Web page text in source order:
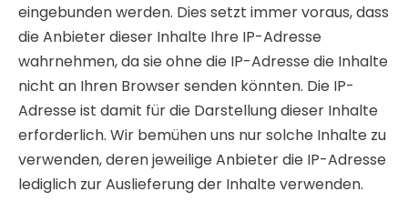
eingebunden werden. Dies setzt immer voraus, dass
die Anbieter dieser Inhalte Ihre IP-Adresse
wahrnehmen, da sie ohne die IP-Adresse die Inhalte
nicht an Ihren Browser senden könnten. Die IP-
Adresse ist damit für die Darstellung dieser Inhalte
erforderlich. Wir bemühen uns nur solche Inhalte zu
verwenden, deren jeweilige Anbieter die IP-Adresse
lediglich zur Auslieferung der Inhalte verwenden.